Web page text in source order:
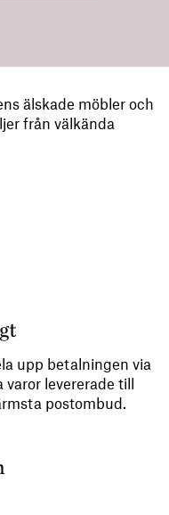
älskade möbler och
från välkända
upp betalningen via
levererade till
postombud.